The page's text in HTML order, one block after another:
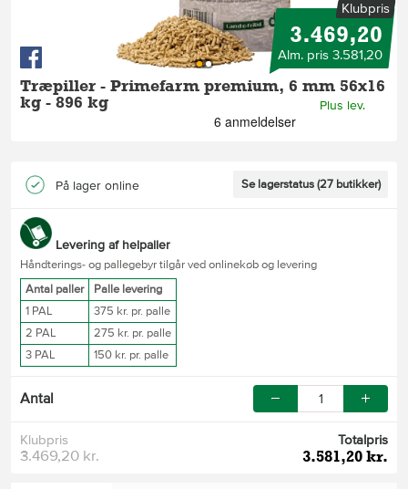
Træpiller - Primefarm premium, 6 mm 56x16
kg - 896 kg
Plus lev.
Klubpris
3.469,20
Alm. pris 3.581,20
På lager online Se lagerstatus (27 butikker)
Levering af helpaller
Håndterings- og pallegebyr tilgår ved onlinekøb og levering
Antal paller
Palle levering
1 PAL
375 kr. pr. palle
2 PAL
275 kr. pr. palle
3 PAL
150 kr. pr. palle
Antal
Klubpris
3.469,20 kr.
Totalpris
3.581,20 kr.